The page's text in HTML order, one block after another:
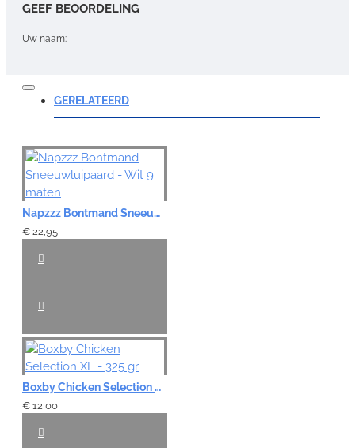
GEEF BEOORDELING
Uw naam:
Opmerking:
Note:HTML-code wordt niet vertaald!
Waardering:
Slecht
GERELATEERD
Napzzz Bontmand Sneeuwluipaard - Wit 9 maten
€ 22,95
Boxby Chicken Selection XL - 325 gr
€ 12,00